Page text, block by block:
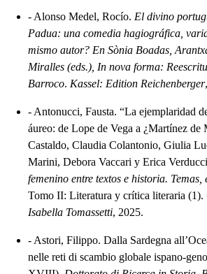
- Alonso Medel, Rocío. El divino
Padua: una comedia hagiográfica,
mismo autor? En Sònia Boadas,
Miralles (eds.), In nova forma:
Barroco. Kassel: Edition Reichenberger
- Antonucci, Fausta. “La ejemplaridad
áureo: de Lope de Vega a ¿Martínez de
Castaldo, Claudia Colantonio, Giulia
Marini, Debora Vaccari y Erica
femenino entre textos e historia.
Tomo II: Literatura y crítica literaria (1).
Isabella Tomassetti, 2025.
- Astori, Filippo. Dalla Sardegna
nelle reti di scambio globale ispano-